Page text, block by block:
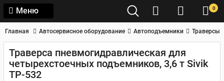
Меню 0
Главная Автосервисное оборудование Автоподъемники Траверсы
Траверса пневмогидравлическая для
четырехстоечных подъемников, 3,6 т Sivik
ТР-532